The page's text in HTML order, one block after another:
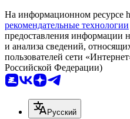
На информационном ресурсе
рекомендательные технологии
предоставления информации
и анализа сведений,
пользователей сети
Российской Федерации)
Русский